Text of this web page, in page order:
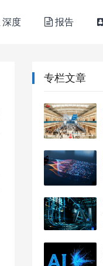
深度 报告
专栏文章